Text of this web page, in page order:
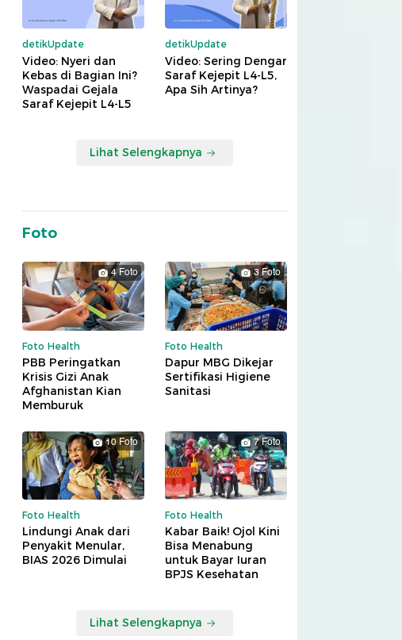
detikUpdate
Video: Nyeri dan
Kebas di Bagian Ini?
Waspadai Gejala
Saraf Kejepit L4-L5
detikUpdate
Video: Sering Dengar
Saraf Kejepit L4-L5,
Apa Sih Artinya?
Lihat Selengkapnya
Foto
4 Foto
Foto Health
PBB Peringatkan
Krisis Gizi Anak
Afghanistan Kian
Memburuk
3 Foto
Foto Health
Dapur MBG Dikejar
Sertifikasi Higiene
Sanitasi
10 Foto
Foto Health
Lindungi Anak dari
Penyakit Menular,
BIAS 2026 Dimulai
7 Foto
Foto Health
Kabar Baik! Ojol Kini
Bisa Menabung
untuk Bayar Iuran
BPJS Kesehatan
Lihat Selengkapnya